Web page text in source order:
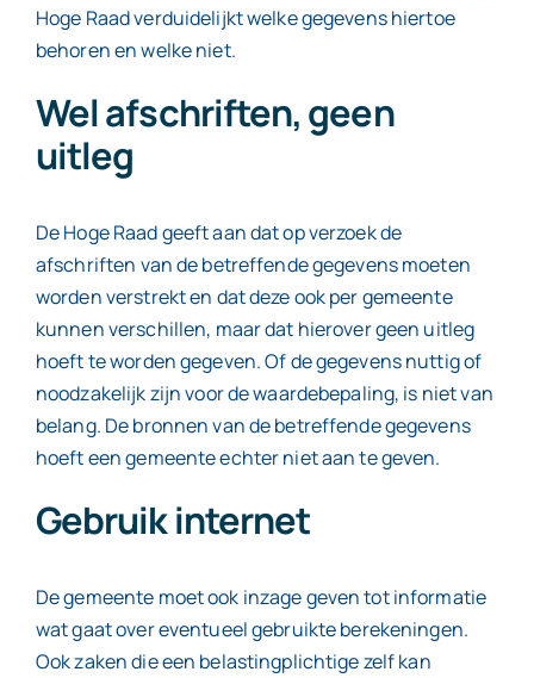
Hoge Raad verduidelijkt welke gegevens hiertoe
behoren en welke niet.
Wel afschriften, geen
uitleg
De Hoge Raad geeft aan dat op verzoek de
afschriften van de betreffende gegevens moeten
worden verstrekt en dat deze ook per gemeente
kunnen verschillen, maar dat hierover geen uitleg
hoeft te worden gegeven. Of de gegevens nuttig of
noodzakelijk zijn voor de waardebepaling, is niet van
belang. De bronnen van de betreffende gegevens
hoeft een gemeente echter niet aan te geven.
Gebruik internet
De gemeente moet ook inzage geven tot informatie
wat gaat over eventueel gebruikte berekeningen.
Ook zaken die een belastingplichtige zelf kan